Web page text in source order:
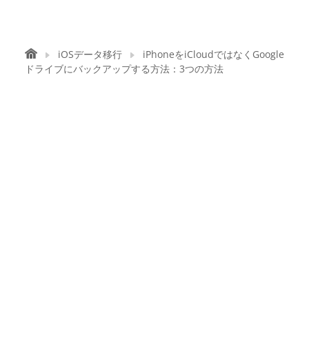
iOSデータ移行
iPhoneをiCloudではなくGoogle
ドライブにバックアップする方法：3つの方法